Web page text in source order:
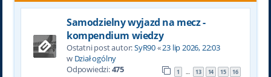
Samodzielny wyjazd na mecz -
kompendium wiedzy
Ostatni post autor:SyR90«23 lip 2026, 22:03
w Dział ogólny
Odpowiedzi:475 1 … 13 14 15 16